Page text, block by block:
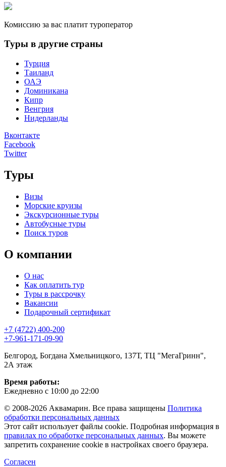
Комиссию за вас платит туроператор
Туры в другие страны
Турция
Таиланд
ОАЭ
Доминикана
Кипр
Венгрия
Нидерланды
Вконтакте
Facebook
Twitter
Туры
Визы
Морские круизы
Экскурсионные туры
Автобусные туры
Поиск туров
О компании
О нас
Как оплатить тур
Туры в рассрочку
Вакансии
Подарочный сертификат
+7 (4722) 400-200
+7-961-171-09-90
Белгород, Богдана Хмельницкого, 137Т, ТЦ "МегаГринн",
2А этаж
Время работы:
Ежедневно с 10:00 до 22:00
© 2008-2026 Аквамарин. Все права защищены Политика
обработки персональных данных
Этот сайт использует файлы cookie. Подробная информация в
правилах по обработке персональных данных. Вы можете
запретить сохранение cookie в настройках своего браузера.
Согласен